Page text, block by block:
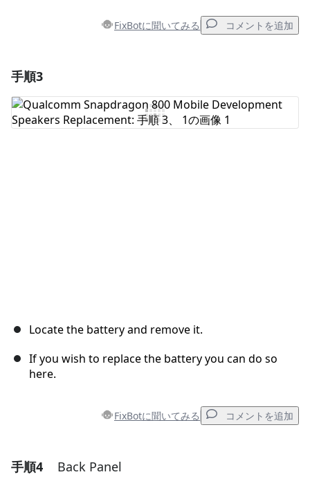
FixBotに聞いてみる コメントを追加
コメントを追加
手順3
Locate the battery and remove it.
If you wish to replace the battery you can do so
here.
FixBotに聞いてみる コメントを追加
手順4 Back Panel